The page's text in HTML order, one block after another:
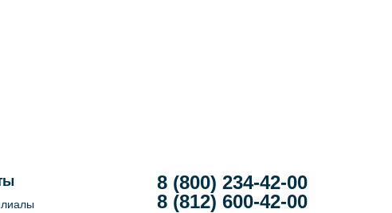
8 (800) 234-42-00
8 (812) 600-42-00